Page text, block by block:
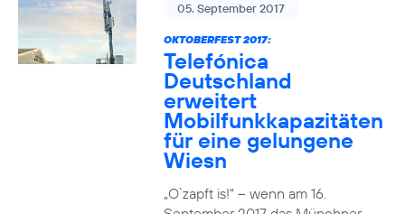
05. September 2017
OKTOBERFEST 2017:
Telefónica
Deutschland
erweitert
Mobilfunkkapazitäten
für eine gelungene
Wiesn
„O`zapft is!“ – wenn am 16.